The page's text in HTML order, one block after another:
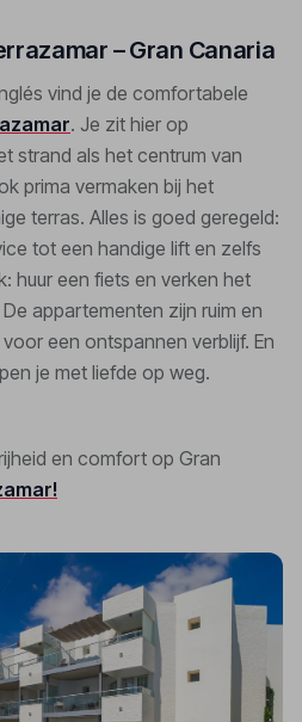
– Gran Canaria
vind je de comfortabele
. Je zit hier op
strand als het centrum van
prima vermaken bij het
terras. Alles is goed geregeld:
tot een handige lift en zelfs
huur een fiets en verken het
appartementen zijn ruim en
een ontspannen verblijf. En
je met liefde op weg.
en comfort op Gran